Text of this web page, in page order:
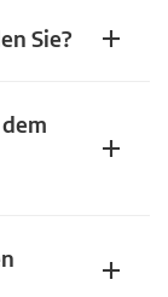
Sie?